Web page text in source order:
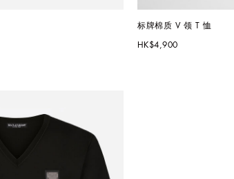
标牌棉质 V 领 T 恤
HK$4,900